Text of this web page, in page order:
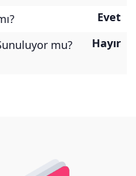
Evet
mu?
Hayır